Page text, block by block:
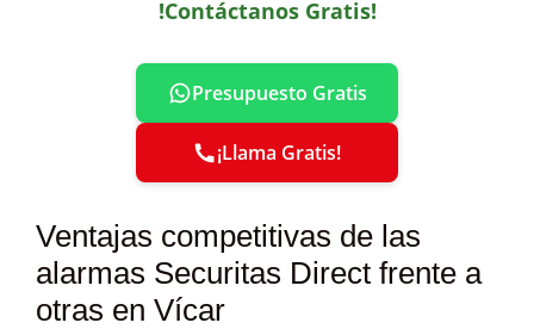
!Contáctanos Gratis!
Presupuesto Gratis
¡Llama Gratis!
Ventajas competitivas de las
alarmas Securitas Direct frente a
otras en Vícar